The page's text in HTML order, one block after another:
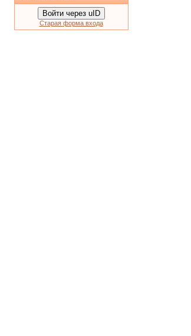
Войти через uID
Старая форма входа